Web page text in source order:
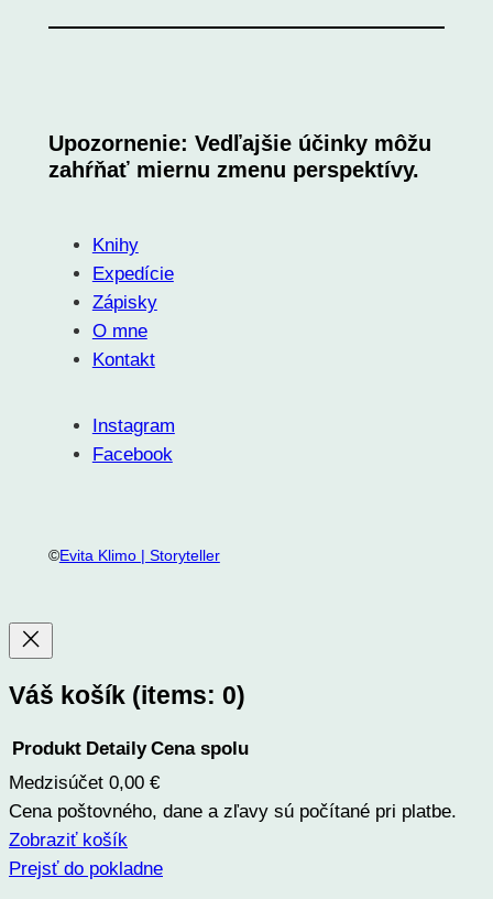
Upozornenie: Vedľajšie účinky môžu
zahŕňať miernu zmenu perspektívy.
Knihy
Expedície
Zápisky
O mne
Kontakt
Instagram
Facebook
©Evita Klimo | Storyteller
Váš košík (items: 0)
Produkty
v
košíku
Produkt Detaily Cena spolu
Medzisúčet 0,00 €
Cena poštovného, dane a zľavy sú počítané pri platbe.
Zobraziť košík
Prejsť do pokladne